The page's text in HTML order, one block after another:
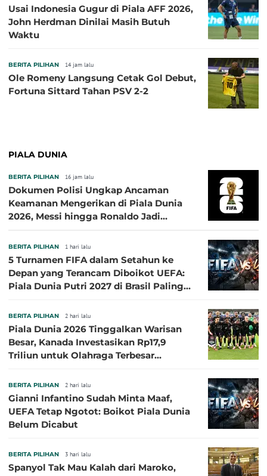
Usai Indonesia Gugur di Piala AFF 2026,
John Herdman Dinilai Masih Butuh
Waktu
BERITA PILIHAN 14 jam lalu
Ole Romeny Langsung Cetak Gol Debut,
Fortuna Sittard Tahan PSV 2-2
PIALA DUNIA
BERITA PILIHAN 16 jam lalu
Dokumen Polisi Ungkap Ancaman
Keamanan Mengerikan di Piala Dunia
2026, Messi hingga Ronaldo Jadi
BERITA PILIHAN 1 hari lalu
5 Turnamen FIFA dalam Setahun ke
Depan yang Terancam Diboikot UEFA:
Piala Dunia Putri 2027 di Brasil Paling
BERITA PILIHAN 2 hari lalu
Piala Dunia 2026 Tinggalkan Warisan
Besar, Kanada Investasikan Rp17,9
Triliun untuk Olahraga Terbesar
BERITA PILIHAN 2 hari lalu
Gianni Infantino Sudah Minta Maaf,
UEFA Tetap Ngotot: Boikot Piala Dunia
Belum Dicabut
BERITA PILIHAN 3 hari lalu
Spanyol Tak Mau Kalah dari Maroko,